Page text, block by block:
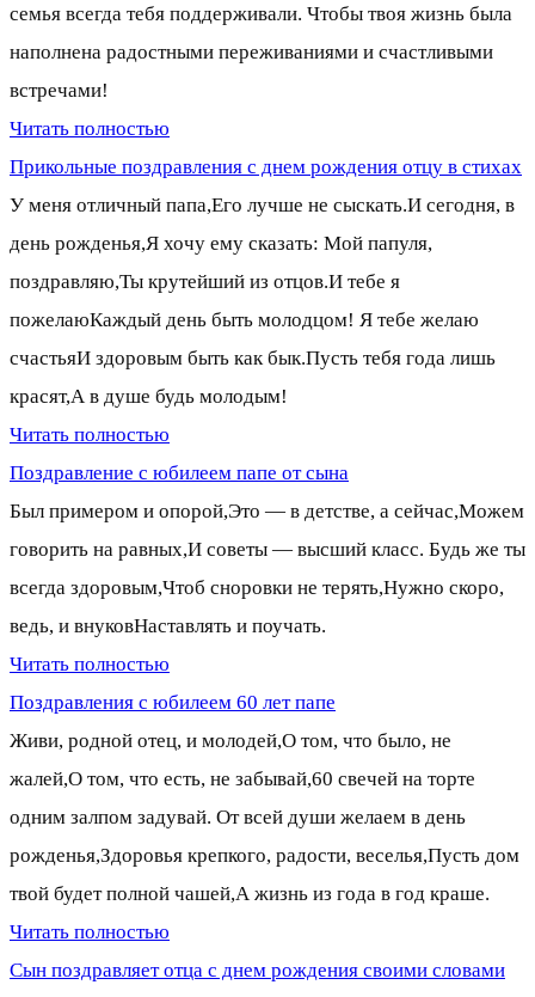
семья всегда тебя поддерживали. Чтобы твоя жизнь была
наполнена радостными переживаниями и счастливыми
встречами!
Читать полностью
Прикольные поздравления с днем рождения отцу в стихах
У меня отличный папа,Его лучше не сыскать.И сегодня, в
день рожденья,Я хочу ему сказать: Мой папуля,
поздравляю,Ты крутейший из отцов.И тебе я
пожелаюКаждый день быть молодцом! Я тебе желаю
счастьяИ здоровым быть как бык.Пусть тебя года лишь
красят,А в душе будь молодым!
Читать полностью
Поздравление с юбилеем папе от сына
Был примером и опорой,Это — в детстве, а сейчас,Можем
говорить на равных,И советы — высший класс. Будь же ты
всегда здоровым,Чтоб сноровки не терять,Нужно скоро,
ведь, и внуковНаставлять и поучать.
Читать полностью
Поздравления с юбилеем 60 лет папе
Живи, родной отец, и молодей,О том, что было, не
жалей,О том, что есть, не забывай,60 свечей на торте
одним залпом задувай. От всей души желаем в день
рожденья,Здоровья крепкого, радости, веселья,Пусть дом
твой будет полной чашей,А жизнь из года в год краше.
Читать полностью
Сын поздравляет отца с днем рождения своими словами